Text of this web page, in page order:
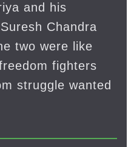
and his
Chandra
two were like
fighters
struggle wanted